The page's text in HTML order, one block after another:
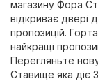
магазину Фора
відкриває двері
пропозицій.
найкращі
Перегляньте
Ставище яка діє